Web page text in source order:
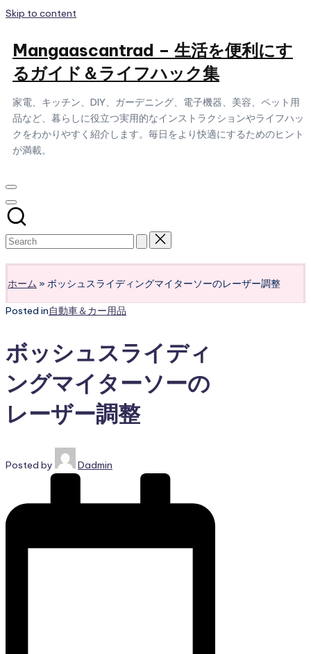
Skip to content
Mangaascantrad – 生活を便利にす
るガイド＆ライフハック集
家電、キッチン、DIY、ガーデニング、電子機器、美容、ペット用
品など、暮らしに役立つ実用的なインストラクションやライフハッ
クをわかりやすく紹介します。毎日をより快適にするためのヒント
が満載。
ホーム » ボッシュスライディングマイターソーのレーザー調整
Posted in自動車＆カー用品
ボッシュスライディ
ングマイターソーの
レーザー調整
Posted by Dadmin